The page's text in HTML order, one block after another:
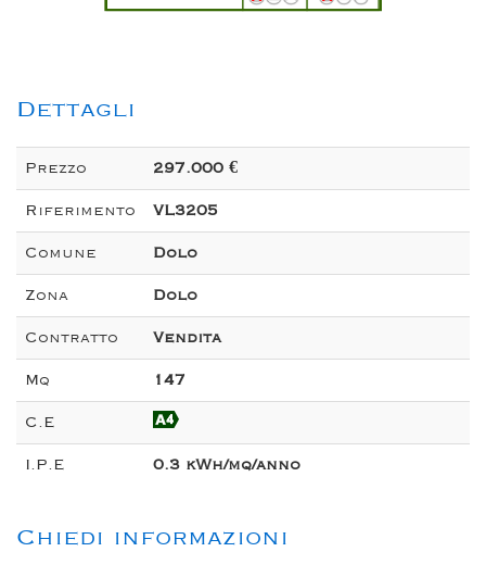
Dettagli
Prezzo 297.000 €
Riferimento VL3205
Comune Dolo
Zona Dolo
Contratto Vendita
Mq 147
C.E
I.P.E 0.3 kWh/mq/anno
Chiedi informazioni